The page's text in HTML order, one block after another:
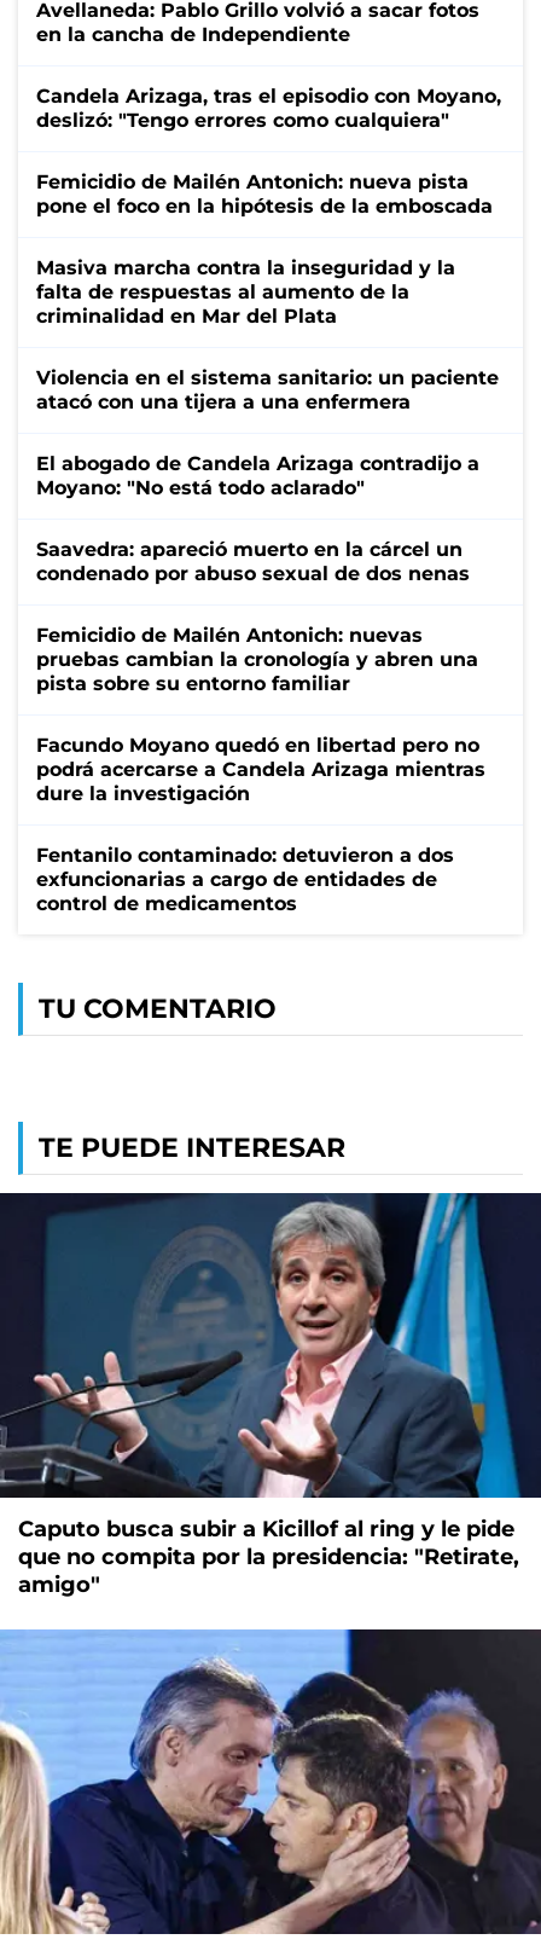
Avellaneda: Pablo Grillo volvió a sacar fotos
en la cancha de Independiente
Candela Arizaga, tras el episodio con Moyano,
deslizó: "Tengo errores como cualquiera"
Femicidio de Mailén Antonich: nueva pista
pone el foco en la hipótesis de la emboscada
Masiva marcha contra la inseguridad y la
falta de respuestas al aumento de la
criminalidad en Mar del Plata
Violencia en el sistema sanitario: un paciente
atacó con una tijera a una enfermera
El abogado de Candela Arizaga contradijo a
Moyano: "No está todo aclarado"
Saavedra: apareció muerto en la cárcel un
condenado por abuso sexual de dos nenas
Femicidio de Mailén Antonich: nuevas
pruebas cambian la cronología y abren una
pista sobre su entorno familiar
Facundo Moyano quedó en libertad pero no
podrá acercarse a Candela Arizaga mientras
dure la investigación
Fentanilo contaminado: detuvieron a dos
exfuncionarias a cargo de entidades de
control de medicamentos
TU COMENTARIO
TE PUEDE INTERESAR
Caputo busca subir a Kicillof al ring y le pide
que no compita por la presidencia: "Retirate,
amigo"